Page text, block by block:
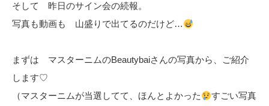
そして 昨日のサイン会の続報。
写真も動画も 山盛りで出てるのだけど…
まずは マスターニムのBeautybaiさんの写真から、ご紹介
します♡
（マスターニムが当選してて、ほんとよかった
すごい写真